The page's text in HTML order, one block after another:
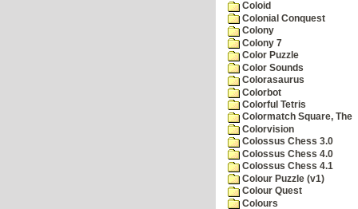
Coloid
Colonial Conquest
Colony
Colony 7
Color Puzzle
Color Sounds
Colorasaurus
Colorbot
Colorful Tetris
Colormatch Square, The
Colorvision
Colossus Chess 3.0
Colossus Chess 4.0
Colossus Chess 4.1
Colour Puzzle (v1)
Colour Quest
Colours